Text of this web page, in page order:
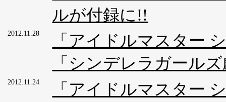
ルが付録に!!
2012.11.28
「アイドルマスター
「シンデレラガール
2012.11.24
「アイドルマスター